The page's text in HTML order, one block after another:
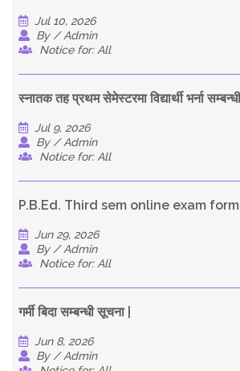
Jul 10, 2026
By / Admin
Notice for: All
स्नातक तह प्रथम सेमेस्टरमा विद्यार्थी भर्ना
Jul 9, 2026
By / Admin
Notice for: All
P.B.Ed. Third sem online exam
Jun 29, 2026
By / Admin
Notice for: All
गर्मी बिदा सम्बन्धी सूचना |
Jun 8, 2026
By / Admin